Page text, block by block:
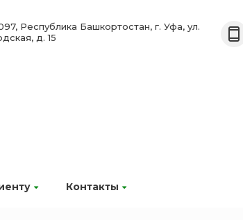
Контакты
Республика Башкортостан, г. Уфа, ул.
д. 15